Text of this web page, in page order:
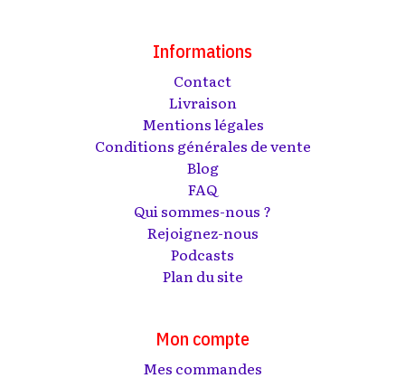
Informations
Contact
Livraison
Mentions légales
Conditions générales de vente
Blog
FAQ
Qui sommes-nous ?
Rejoignez-nous
Podcasts
Plan du site
Mon compte
Mes commandes